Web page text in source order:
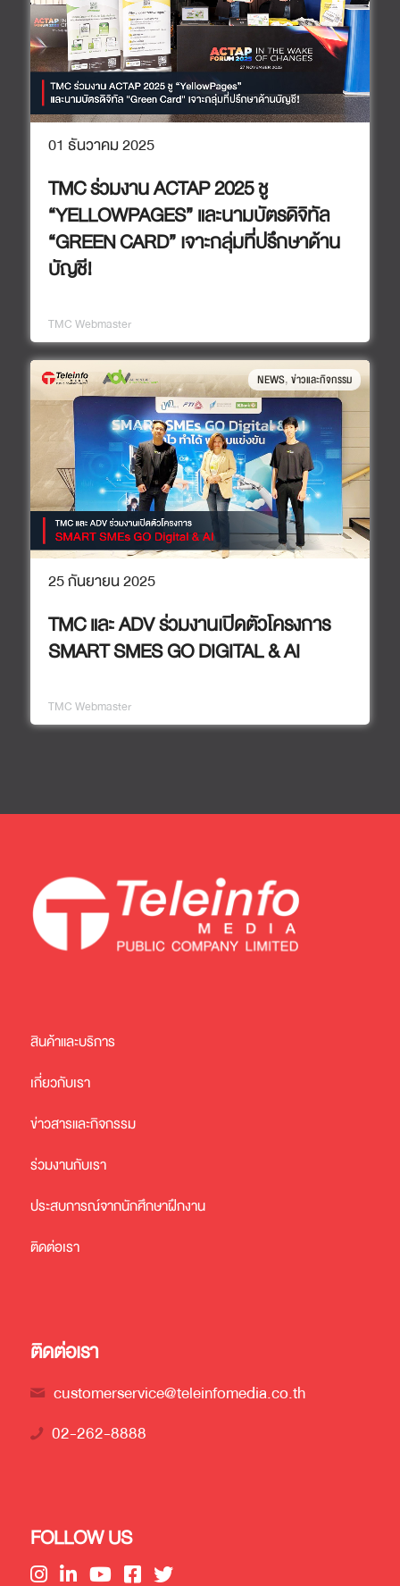
01 ธันวาคม 2025
TMC ร่วมงาน ACTAP 2025 ชู
“YELLOWPAGES” และนามบัตรดิจิทัล
“GREEN CARD” เจาะกลุ่มที่ปรึกษาด้าน
บัญชี!
TMC Webmaster
NEWS,ข่าวและกิจกรรม
25 กันยายน 2025
TMC และ ADV ร่วมงานเปิดตัวโครงการ
SMART SMES GO DIGITAL & AI
TMC Webmaster
สินค้าและบริการ
เกี่ยวกับเรา
ข่าวสารและกิจกรรม
ร่วมงานกับเรา
ประสบการณ์จากนักศึกษาฝึกงาน
ติดต่อเรา
ติดต่อเรา
customerservice@teleinfomedia.co.th
02-262-8888
FOLLOW US